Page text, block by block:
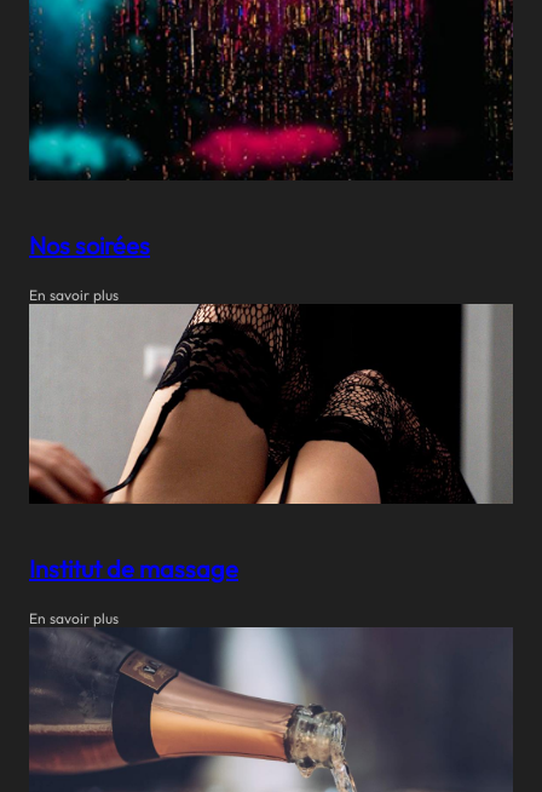
Nos soirées
En savoir plus
Institut de massage
En savoir plus